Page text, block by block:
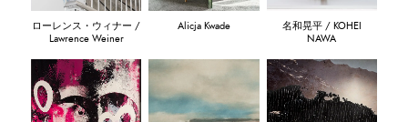
ローレンス・ウィナー /
Lawrence Weiner
Alicja Kwade
名和晃平 / KOHEI
NAWA